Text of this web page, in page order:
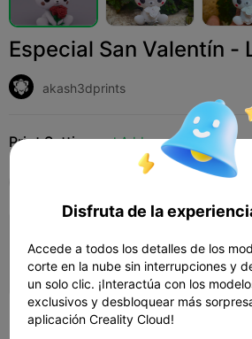
Especial San Valentín -
akash3dprints
Print Settings Add
Añadir configuración
Gana más puntos
Disfruta de la
Accede a todos los detalles de los
corte en la nube sin interrupciones y
un solo clic. ¡Interactúa con los
exclusivos y desbloquear más
aplicación Creality Cloud!